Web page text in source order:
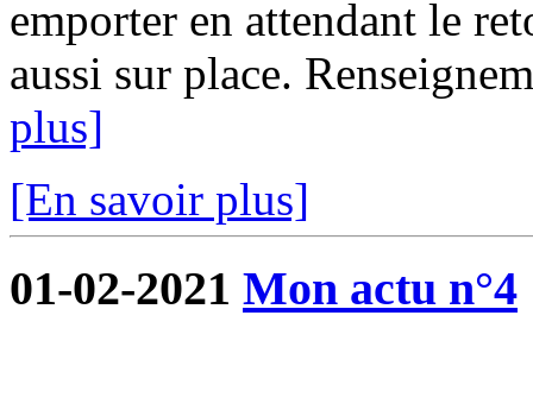
emporter en attendant le
aussi sur place.
plus]
[En savoir plus]
01-02-2021 Mon actu n°4